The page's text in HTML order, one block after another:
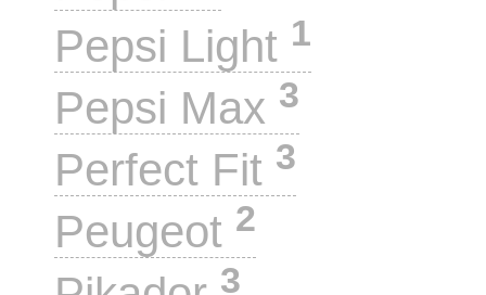
Pepsi Light 1
Pepsi Max 3
Perfect Fit 3
Peugeot 2
3